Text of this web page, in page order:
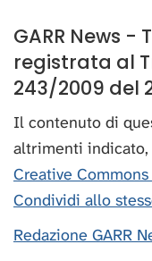
GARR News
registrata al
243/2009 del
Il contenuto di
altrimenti
Creative
Condividi allo
Redazione GARR